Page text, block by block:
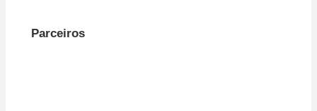
Parceiros